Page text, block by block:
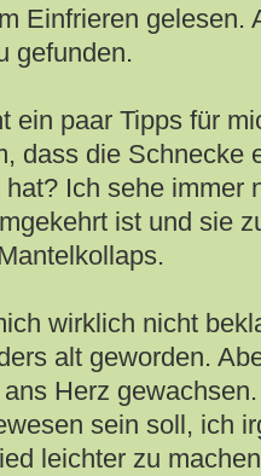
Einfrieren gelesen.
gefunden.
ein paar Tipps für
dass die Schnecke
Ich sehe immer
ist und sie
wirklich nicht
alt geworden.
Herz
sein soll, ich
leichter zu